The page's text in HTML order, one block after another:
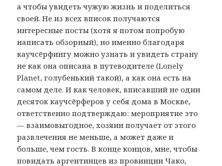
а чтобы увидеть чужую жизнь и поделиться
своей. Не из всех вписок получаются
интересные посты (хотя я потом попробую
написать обзорный), но именно благодаря
каучсёрфингу можно узнать и увидеть страну
не как она описана в путеводителе (Lonely
Planet, голубенький такой), а как она есть на
самом деле. И как человек, вписавший не один
десяток каучсёрферов у себя дома в Москве,
ответственно подтверждаю: мероприятие это
— взаимовыгодное, хозяин получает от этого
развлечения не меньше, а может даже и
больше, чем гость. В конце концов, мне, чтобы
повидать аргентинцев из провинции Чако,